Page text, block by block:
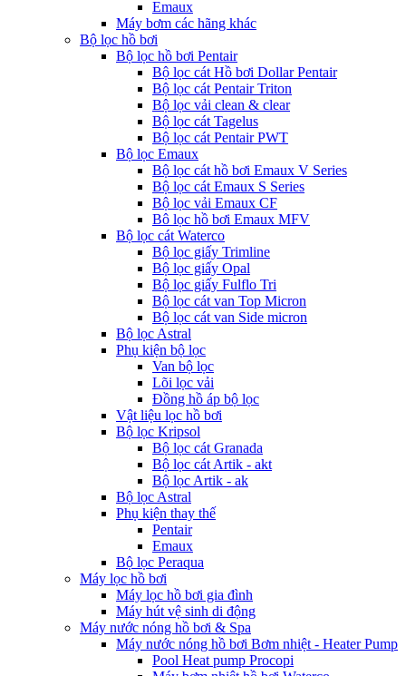
Emaux
Máy bơm các hãng khác
Bộ lọc hồ bơi
Bộ lọc hồ bơi Pentair
Bộ lọc cát Hồ bơi Dollar Pentair
Bộ lọc cát Pentair Triton
Bộ lọc vải clean & clear
Bộ lọc cát Tagelus
Bộ lọc cát Pentair PWT
Bộ lọc Emaux
Bộ lọc cát hồ bơi Emaux V Series
Bộ lọc cát Emaux S Series
Bộ lọc vải Emaux CF
Bô lọc hồ bơi Emaux MFV
Bộ lọc cát Waterco
Bộ lọc giấy Trimline
Bộ lọc giấy Opal
Bộ lọc giấy Fulflo Tri
Bộ lọc cát van Top Micron
Bộ lọc cát van Side micron
Bộ lọc Astral
Phụ kiện bộ lọc
Van bộ lọc
Lõi lọc vải
Đồng hồ áp bộ lọc
Vật liệu lọc hồ bơi
Bộ lọc Kripsol
Bộ lọc cát Granada
Bộ lọc cát Artik - akt
Bộ lọc Artik - ak
Bộ lọc Astral
Phụ kiện thay thế
Pentair
Emaux
Bộ lọc Peraqua
Máy lọc hồ bơi
Máy lọc hồ bơi gia đình
Máy hút vệ sinh di động
Máy nước nóng hồ bơi & Spa
Máy nước nóng hồ bơi Bơm nhiệt - Heater Pump
Pool Heat pump Procopi